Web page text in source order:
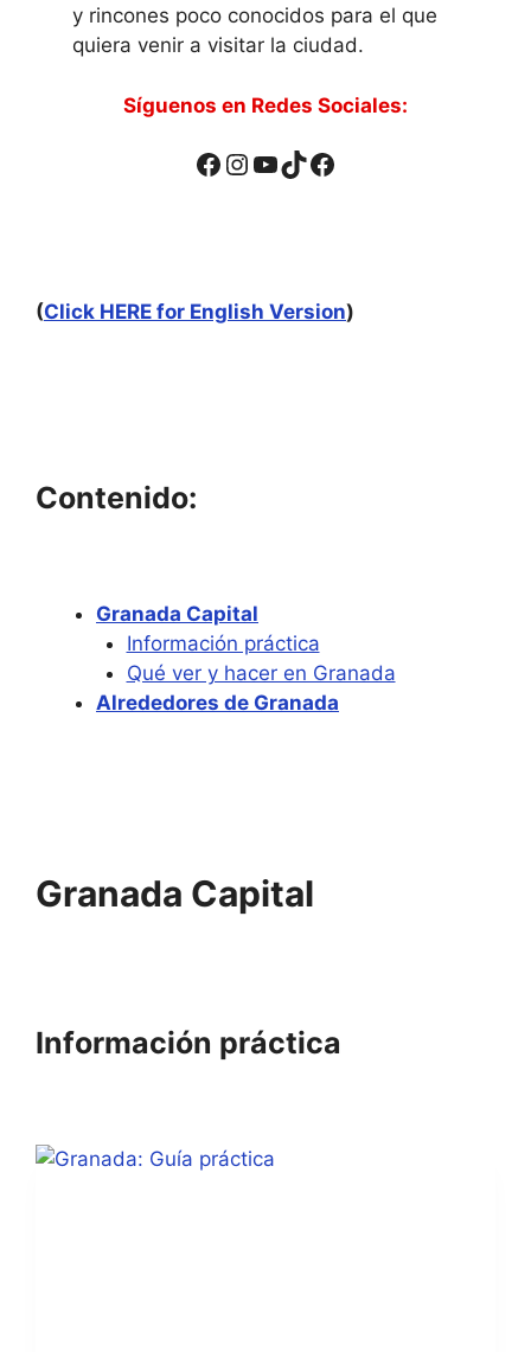
y rincones poco conocidos para el que
quiera venir a visitar la ciudad.
Síguenos en Redes Sociales:
Facebook Instagram YouTube TikTok Facebook
(Click HERE for English Version)
Contenido:
Granada Capital
Información práctica
Qué ver y hacer en Granada
Alrededores de Granada
Granada Capital
Información práctica